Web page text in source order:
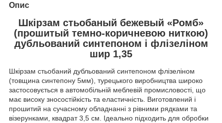
Опис
Шкірзам стьобаный бежевый «Ромб»
(прошитый темно-коричневою ниткою)
дубльований синтепоном і флізеліном
шир 1,35
Шкірзам стьобаний дубльований синтепоном флізеліном
(товщина синтепону 5мм), турецького виробництва широко
застосовується в автомобільній меблевій промисловості, що
має високу зносостійкість та еластичність. Виготовлений і
прошитий на сучасному обладнанні з рівними рядками та
візерунками, квадрат 3,5 см. Ідеально підходить для обробки